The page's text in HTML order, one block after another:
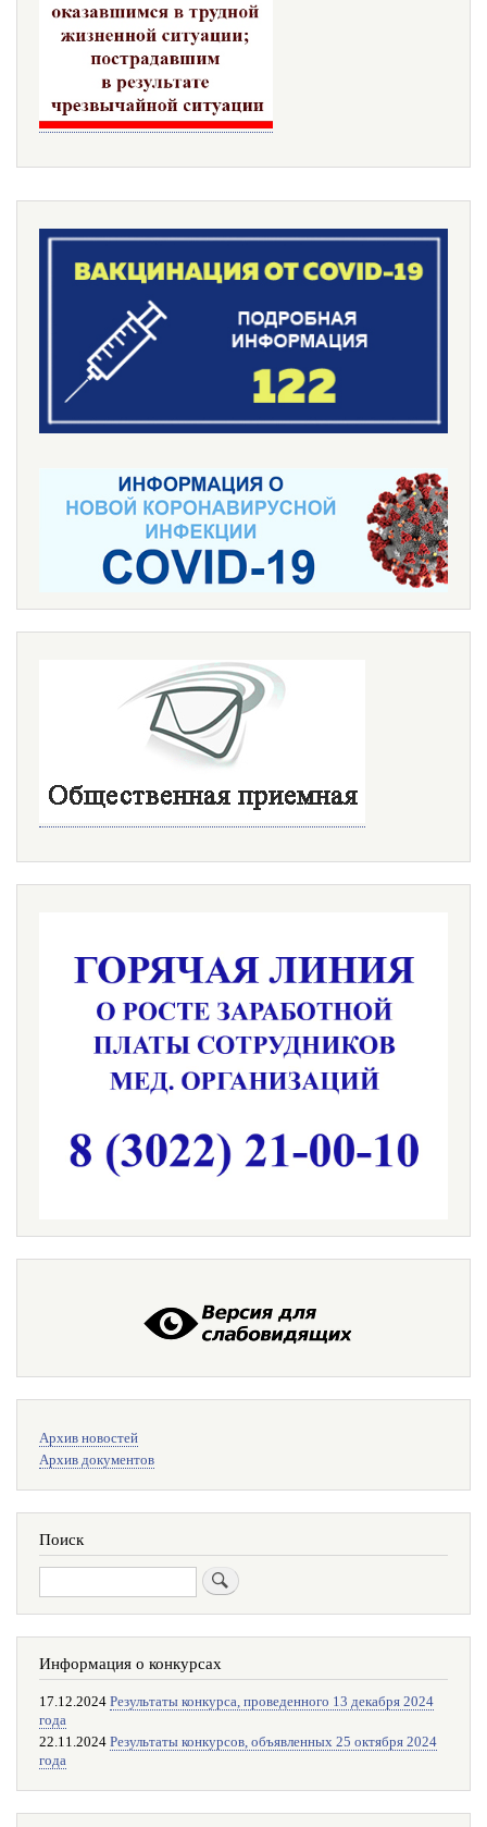
поиска
Архив новостей
Архив документов
Поиск
Поиск
Информация о конкурсах
17.12.2024 Результаты конкурса, проведенного 13 декабря 2024
года
22.11.2024 Результаты конкурсов, объявленных 25 октября 2024
года